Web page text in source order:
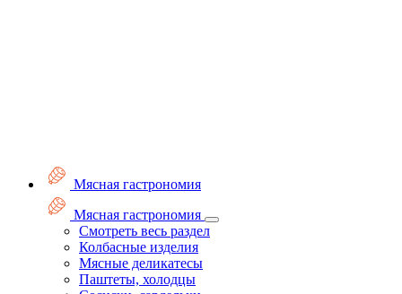
Мясная гастрономия
Мясная гастрономия
Смотреть весь раздел
Колбасные изделия
Мясные деликатесы
Паштеты, холодцы